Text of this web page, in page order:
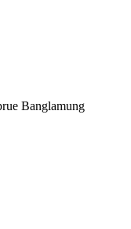
Banglamung